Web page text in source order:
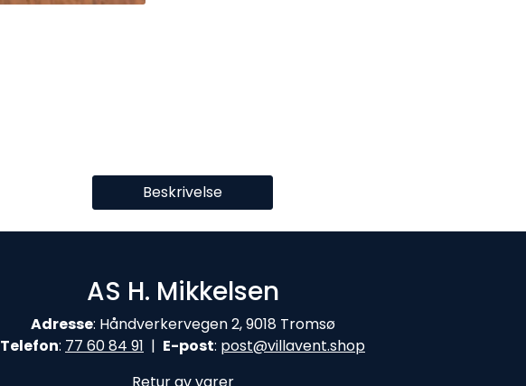
Beskrivelse
AS H. Mikkelsen
Adresse: Håndverkervegen 2, 9018 Tromsø
Telefon: 77 60 84 91 | E-post: post@villavent.shop